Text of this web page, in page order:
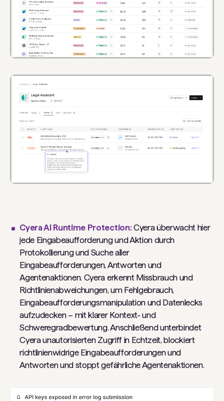
Cyera AI Runtime Protection:Cyera überwacht hier
jede Eingabeaufforderung und Aktion durch
Protokollierung und Suche aller
Eingabeaufforderungen, Antworten und
Agentenaktionen. Cyera erkennt Missbrauch und
Richtlinienabweichungen, um Fehlgebrauch,
Eingabeaufforderungsmanipulation und Datenlecks
aufzudecken – mit klarer Kontext- und
Schweregradbewertung. Anschließend unterbindet
Cyera unautorisierten Zugriff in Echtzeit, blockiert
richtlinienwidrige Eingabeaufforderungen und
Antworten und stoppt gefährliche Agentenaktionen.